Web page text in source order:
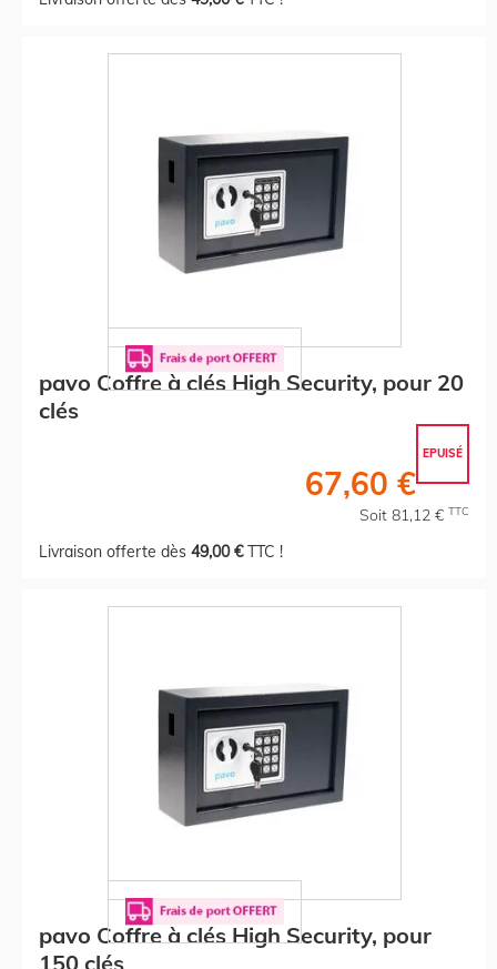
pavo Coffre à clés High Security, pour 20
clés
EPUISÉ
67,60 €
Soit 81,12 € TTC
Livraison offerte dès 49,00 €TTC !
pavo Coffre à clés High Security, pour
150 clés